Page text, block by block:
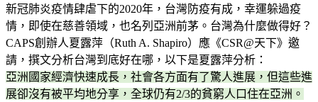
新冠肺炎疫情肆虐下的2020年，台灣防疫有成，幸運躲過疫
情，即使在慈善領域，也名列亞洲前茅。台灣為什麼做得好？
CAPS創辦人夏露萍（Ruth A. Shapiro）應《CSR@天下》邀
請，撰文分析台灣到底好在哪，以下是夏露萍分析：
亞洲國家經濟快速成長，社會各方面有了驚人進展，但這些進
展卻沒有被平均地分享，全球仍有2/3的貧窮人口住在亞洲。